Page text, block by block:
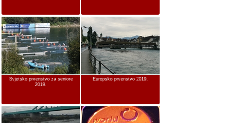
Svjetsko prvenstvo za seniore
2019.
Europsko prvenstvo 2019.